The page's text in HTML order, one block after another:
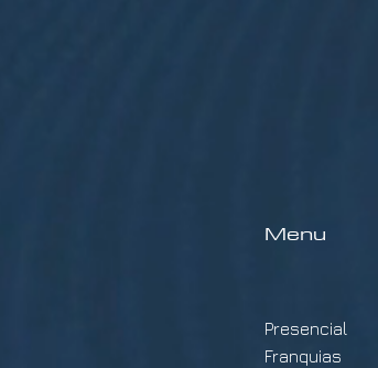
Menu
Presencial
Franquias